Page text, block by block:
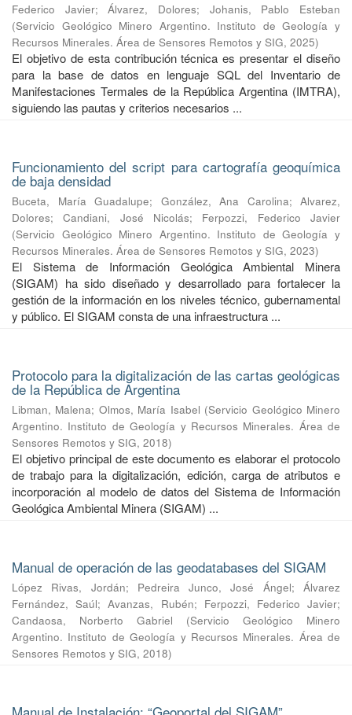
Federico Javier;Álvarez, Dolores; Johanis, Pablo Esteban
(Servicio Geológico Minero Argentino. Instituto de Geología y
Recursos Minerales. Área de Sensores Remotos y SIG, 2025)
El objetivo de esta contribución técnica es presentar el diseño
para la base de datos en lenguaje SQL del Inventario de
Manifestaciones Termales de la República Argentina (IMTRA),
siguiendo las pautas y criterios necesarios ...
Funcionamiento del script para cartografía geoquímica
de baja densidad
Buceta, María Guadalupe; González, Ana Carolina; Alvarez,
Dolores;Candiani, José Nicolás; Ferpozzi, Federico Javier
(Servicio Geológico Minero Argentino. Instituto de Geología y
Recursos Minerales. Área de Sensores Remotos y SIG, 2023)
El Sistema de Información Geológica Ambiental Minera
(SIGAM) ha sido diseñado y desarrollado para fortalecer la
gestión de la información en los niveles técnico, gubernamental
y público. El SIGAM consta de una infraestructura ...
Protocolo para la digitalización de las cartas geológicas
de la República de Argentina
Libman, Malena; Olmos, María Isabel (Servicio Geológico Minero
Argentino. Instituto de Geología y Recursos Minerales. Área de
Sensores Remotos y SIG, 2018)
El objetivo principal de este documento es elaborar el protocolo
de trabajo para la digitalización, edición, carga de atributos e
incorporación al modelo de datos del Sistema de Información
Geológica Ambiental Minera (SIGAM) ...
Manual de operación de las geodatabases del SIGAM
López Rivas, Jordán; Pedreira Junco, José Ángel;Álvarez
Fernández, Saúl;Avanzas, Rubén; Ferpozzi, Federico Javier;
Candaosa, Norberto Gabriel
(Servicio Geológico Minero
Argentino. Instituto de Geología y Recursos Minerales. Área de
Sensores Remotos y SIG, 2018)